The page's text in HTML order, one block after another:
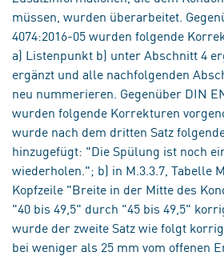
müssen, wurden überarbeitet.
4074:2016-05 wurden folgende
a) Listenpunkt b) unter Abschnitt 4
ergänzt und alle nachfolgenden
neu nummerieren. Gegenüber DIN
wurden folgende Korrekturen
wurde nach dem dritten Satz
hinzugefügt: "Die Spülung ist noch
wiederholen."; b) in M.3.3.7, Tabelle
Kopfzeile "Breite in der Mitte des
"40 bis 49,5" durch "45 bis 49,5"
wurde der zweite Satz wie folgt
bei weniger als 25 mm vom offenen